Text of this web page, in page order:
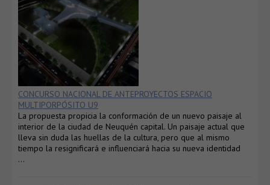
CONCURSO NACIONAL DE ANTEPROYECTOS ESPACIO
MULTIPORPÓSITO U9
La propuesta propicia la conformación de un nuevo paisaje al
interior de la ciudad de Neuquén capital. Un paisaje actual que
lleva sin duda las huellas de la cultura, pero que al mismo
tiempo la resignificará e influenciará hacia su nueva identidad
…